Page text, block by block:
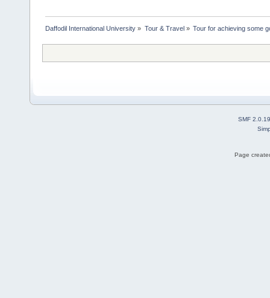
Daffodil International University » Tour & Travel » Tour for achieving some
SMF 2.0.19
Page